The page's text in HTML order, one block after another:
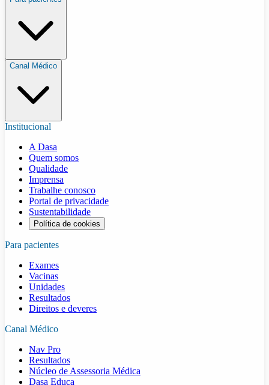
Canal Médico
Institucional
A Dasa
Quem somos
Qualidade
Imprensa
Trabalhe conosco
Portal de privacidade
Sustentabilidade
Política de cookies
Para pacientes
Exames
Vacinas
Unidades
Resultados
Direitos e deveres
Canal Médico
Nav Pro
Resultados
Núcleo de Assessoria Médica
Dasa Educa